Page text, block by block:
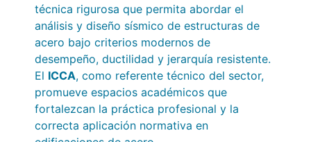
técnica rigurosa que permita abordar el
análisis y diseño sísmico de estructuras de
acero bajo criterios modernos de
desempeño, ductilidad y jerarquía resistente.
El ICCA, como referente técnico del sector,
promueve espacios académicos que
fortalezcan la práctica profesional y la
correcta aplicación normativa en